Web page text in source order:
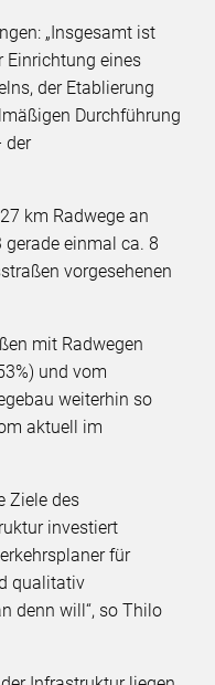
„Insgesamt ist
Einrichtung eines
der Etablierung
Durchführung
der
km Radwege an
einmal ca. 8
vorgesehenen
mit Radwegen
und vom
weiterhin so
aktuell im
Ziele des
investiert
für
qualitativ
denn will“, so Thilo